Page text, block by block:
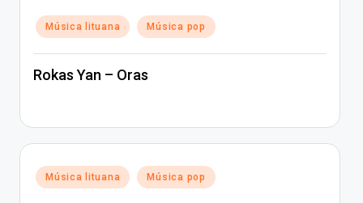
Posted
in
Música lituana Música pop
Rokas Yan – Oras
Posted
in
Música lituana Música pop